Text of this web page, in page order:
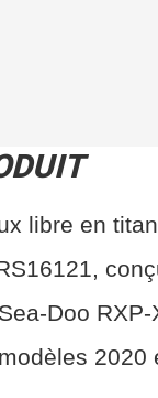
libre en
Doo
2020